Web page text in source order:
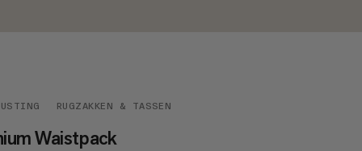
RUGZAKKEN & TASSEN
Waistpack